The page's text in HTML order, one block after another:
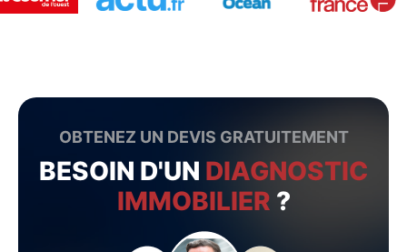
OBTENEZ UN DEVIS GRATUITEMENT
BESOIN D'UN DIAGNOSTIC
IMMOBILIER ?